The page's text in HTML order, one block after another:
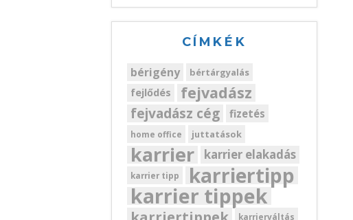
CÍMKÉK
bérigény
bértárgyalás
fejlődés fejvadász
fejvadász cég fizetés
home office juttatások
karrier karrier elakadás
karrier tipp karriertipp
karrier tippek
karrierváltás